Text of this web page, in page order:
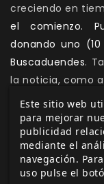
creciendo en
el comienzo.
donando uno
Buscaduendes.
la noticia, como
vez finalizada
de 5 € que
Los cupones no
gastarlos en
30 de agosto de
Este sitio web
para mejorar
publicidad
mediante el
navegación.
uso pulse el